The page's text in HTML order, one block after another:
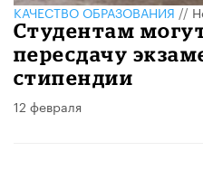
КАЧЕСТВО ОБРАЗОВАНИЯ//
Студентам
пересдачу
стипендии
12 февраля